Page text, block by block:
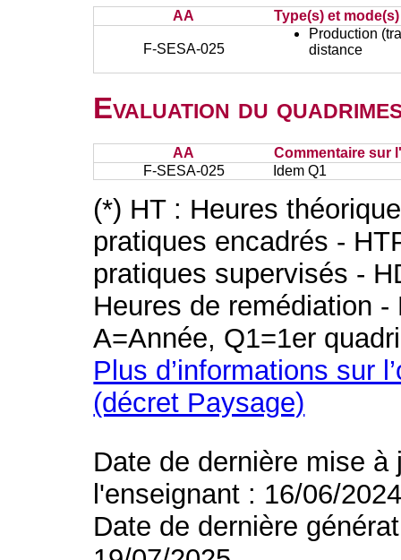
AA Type(s) et
F-SESA-025
Production
distance
Evaluation du
AA
Commentaire sur
F-SESA-025
Idem Q1
(*) HT : Heures
pratiques encadrés -
pratiques supervisés -
Heures de remédiation
A=Année, Q1=1er
Plus d’informations sur
(décret Paysage)
Date de dernière mise
l'enseignant : 16/06/
Date de dernière